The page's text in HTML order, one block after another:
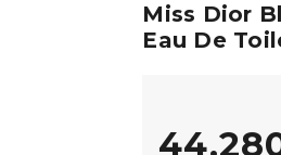
Miss Dior
Eau De